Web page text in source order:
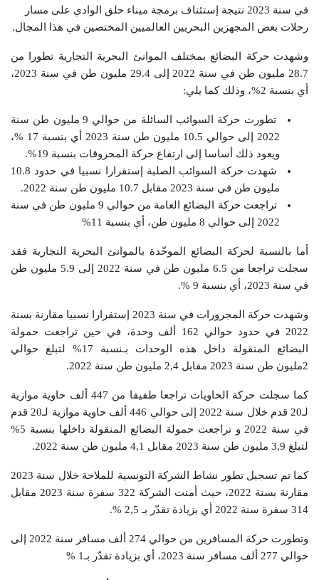
في سنة 2023 نتيجة إستئناف برمجة ميناء حلق الوادي على مسار
رحلات بعض المجهزين البحريين العالميين المختصين في هذا المجال.
وشهدت حركة البضائع بمختلف الموانئ البحرية التجارية تطورا من
28.7 مليون طن في سنة 2022 إلى 29.4 مليون طن في سنة 2023،
أي بنسبة 2%، وذلك كما يلي:
تطورت حركة السوائب السائلة من حوالي 9 مليون طن سنة
2022 إلى حوالي 10.5 مليون طن سنة 2023 أي بنسبة 17 %،
ويعود ذلك أساسا إلى ارتفاع حركة المحروقات بنسبة 19%.
شهدت حركة السوائب الصلبة إستقرارا نسبيا في حدود 10.8
مليون طن في سنة 2023 مقابل 10.7 مليون طن سنة 2022.
تراجعت حركة البضائع العامة من حوالي 9 مليون طن في سنة
2022 إلى حوالي 8 مليون طن، أي بنسبة 11%
أما بالنسبة لحركة البضائع الموحّدة بالموانئ البحرية التجارية فقد
سجلت تراجعا من 6.5 مليون طن في سنة 2022 إلى 5.9 مليون طن
في سنة 2023، أي بنسبة 9 %.
وشهدت حركة المجرورات في سنة 2023 إستقرارا نسبيا مقارنة بسنة
2022 في حدود حوالي 162 ألف وحدة، في حين تراجعت حمولة
البضائع المنقولة داخل هذه الوحدات بـنسبة 17% لتبلغ حوالي
2مليون طن سنة 2023 مقابل 2,4 مليون طن سنة 2022.
كما سجلت حركة الحاويات تراجعا طفيفا من 447 ألف حاوية موازية
لـ20 قدم خلال سنة 2022 إلى حوالي 446 ألف حاوية موازية لـ20 قدم
في سنة 2022 و تراجعت حمولة البضائع المنقولة داخلها بنسبة 5%
لتبلغ 3,9 مليون طن سنة 2023 مقابل 4,1 مليون طن سنة 2022.
كما تم تسجيل تطور نشاط الشركة التونسية للملاحة خلال سنة 2023
مقارنة بسنة 2022، حيث أمنت الشركة 322 سفرة سنة 2023 مقابل
314 سفرة سنة 2022 أي بزيادة تقدّر بـ 2,5 %.
وتطورت حركة المسافرين من حوالي 274 ألف مسافر سنة 2022 إلى
حوالي 277 ألف مسافر سنة 2023، أي بزيادة تقدّر بـ1 %